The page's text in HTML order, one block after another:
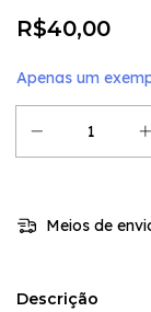
R$40,00
Apenas um
Meios de
Descrição